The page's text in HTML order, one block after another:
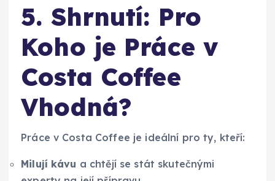
5. Shrnutí: Pro
Koho je Práce v
Costa Coffee
Vhodná?
Práce v Costa Coffee je ideální pro ty, kteří:
Milují kávu a chtějí se stát skutečnými